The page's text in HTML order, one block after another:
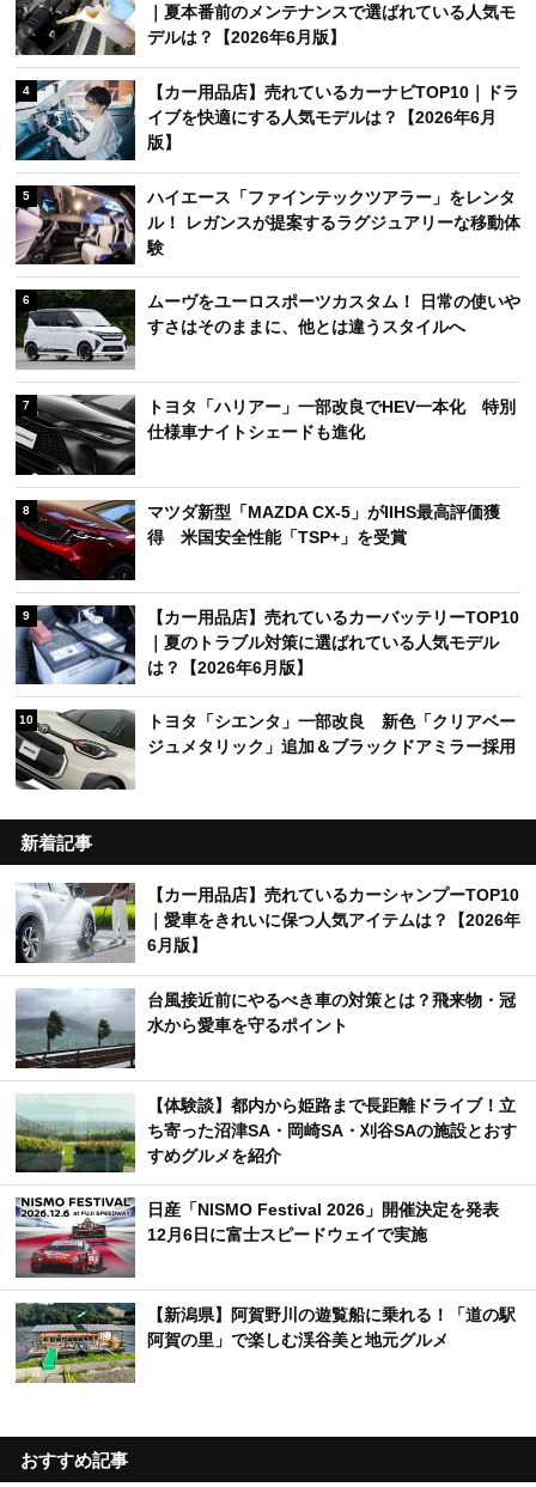
｜夏本番前のメンテナンスで選ばれている人気モ
デルは？【2026年6月版】
4
【カー用品店】売れているカーナビTOP10｜ドラ
イブを快適にする人気モデルは？【2026年6月
版】
5
ハイエース「ファインテックツアラー」をレンタ
ル！ レガンスが提案するラグジュアリーな移動体
験
6
ムーヴをユーロスポーツカスタム！ 日常の使いや
すさはそのままに、他とは違うスタイルへ
7
トヨタ「ハリアー」一部改良でHEV一本化 特別
仕様車ナイトシェードも進化
8
マツダ新型「MAZDA CX-5」がIIHS最高評価獲
得 米国安全性能「TSP+」を受賞
9
【カー用品店】売れているカーバッテリーTOP10
｜夏のトラブル対策に選ばれている人気モデル
は？【2026年6月版】
10
トヨタ「シエンタ」一部改良 新色「クリアベー
ジュメタリック」追加＆ブラックドアミラー採用
新着記事
【カー用品店】売れているカーシャンプーTOP10
｜愛車をきれいに保つ人気アイテムは？【2026年
6月版】
台風接近前にやるべき車の対策とは？飛来物・冠
水から愛車を守るポイント
【体験談】都内から姫路まで長距離ドライブ！立
ち寄った沼津SA・岡崎SA・刈谷SAの施設とおす
すめグルメを紹介
日産「NISMO Festival 2026」開催決定を発表
12月6日に富士スピードウェイで実施
【新潟県】阿賀野川の遊覧船に乗れる！「道の駅
阿賀の里」で楽しむ渓谷美と地元グルメ
おすすめ記事